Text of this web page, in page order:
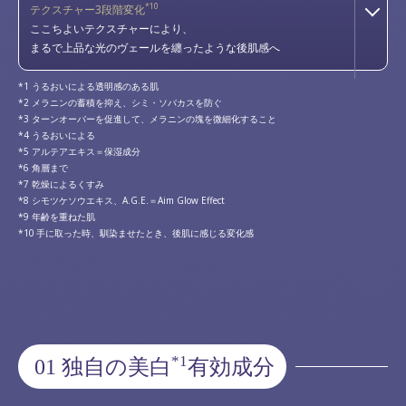
テクスチャー3段階変化*10
ここちよいテクスチャーにより、
まるで上品な光のヴェールを纏ったような後肌感へ
うるおいによる透明感のある肌
メラニンの蓄積を抑え、シミ・ソバカスを防ぐ
ターンオーバーを促進して、メラニンの塊を微細化すること
うるおいによる
アルテアエキス＝保湿成分
角層まで
乾燥によるくすみ
シモツケソウエキス、A.G.E.＝Aim Glow Effect
年齢を重ねた肌
手に取った時、馴染ませたとき、後肌に感じる変化感
01 独自の美白 *1有効成分